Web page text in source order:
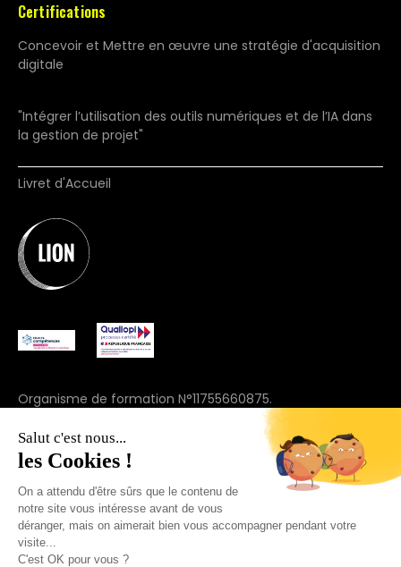
Certifications
Concevoir et Mettre en œuvre une stratégie d'acquisition
digitale
"Intégrer l’utilisation des outils numériques et de l’IA dans
la gestion de projet"
Livret d'Accueil
Organisme de formation N°11755660875.
© 2025 Join Lion. Tous droits réservés.
+33 7 57 91 69 44
Salut c'est nous...
les Cookies !
On a attendu d'être sûrs que le contenu de
notre site vous intéresse avant de vous
déranger, mais on aimerait bien vous accompagner pendant votre
visite...
C'est OK pour vous ?